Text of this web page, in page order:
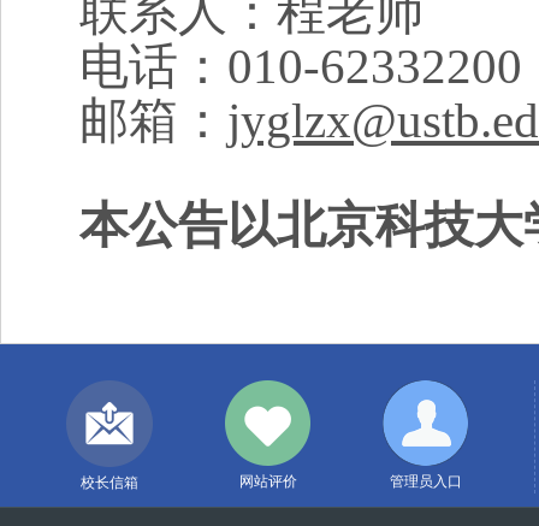
联系人： 程老师
电话： 010-62332200
邮箱：
本公告以北京科技
校长信箱 网站评价 管理员入口